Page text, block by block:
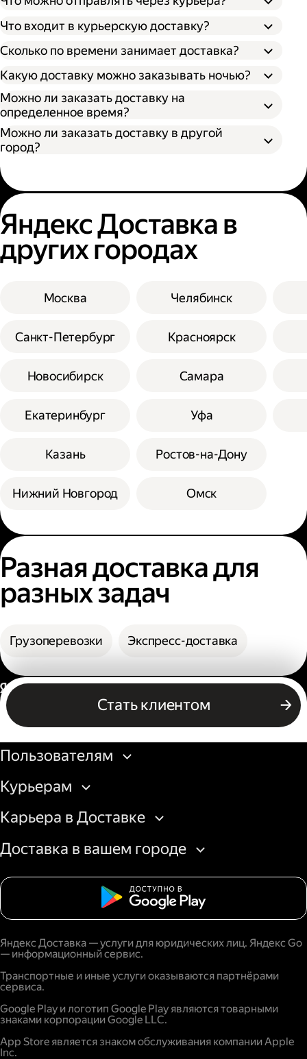
Что входит в курьерскую доставку?
Сколько по времени занимает доставка?
Какую доставку можно заказывать ночью?
Можно ли заказать доставку на
определенное время?
Можно ли заказать доставку в другой
город?
Яндекс Доставка в
других городах
Москва
Санкт-Петербург
Новосибирск
Екатеринбург
Казань
Нижний Новгород
Челябинск
Красноярск
Самара
Уфа
Ростов-на-Дону
Омск
Разная доставка для
разных задач
Грузоперевозки Экспресс-доставка
Стать клиентом
Россия
Бизнесу
Пользователям
Курьерам
Карьера в Доставке
Доставка в вашем городе
Яндекс Доставка — услуги для юридических лиц. Яндекс Go
— информационный сервис.
Транспортные и иные услуги оказываются партнёрами
сервиса.
Google Play и логотип Google Play являются товарными
знаками корпорации Google LLC.
App Store является знаком обслуживания компании Apple
Inc.